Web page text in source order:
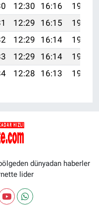
12:30 16:16
19:19
12:29 16:15
19:18
12:29 16:14
19:16
12:29 16:14
19:15
12:28 16:13 19:13
dünyadan haberler
lider